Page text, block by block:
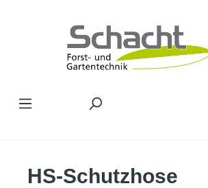
HS-Schutzhose